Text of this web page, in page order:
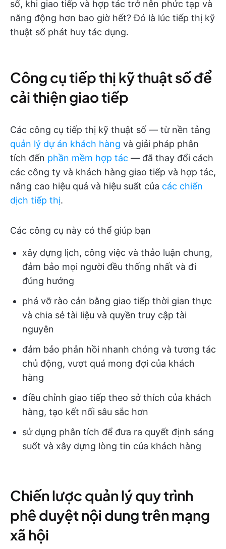
số, khi giao tiếp và hợp tác trở nên phức tạp và
năng động hơn bao giờ hết? Đó là lúc tiếp thị kỹ
thuật số phát huy tác dụng.
Công cụ tiếp thị kỹ thuật số để
cải thiện giao tiếp
Các công cụ tiếp thị kỹ thuật số — từ nền tảng
quản lý dự án khách hàng và giải pháp phân
tích đến phần mềm hợp tác — đã thay đổi cách
các công ty và khách hàng giao tiếp và hợp tác,
nâng cao hiệu quả và hiệu suất của các chiến
dịch tiếp thị.
Các công cụ này có thể giúp bạn
xây dựng lịch, công việc và thảo luận chung,
đảm bảo mọi người đều thống nhất và đi
đúng hướng
phá vỡ rào cản bằng giao tiếp thời gian thực
và chia sẻ tài liệu và quyền truy cập tài
nguyên
đảm bảo phản hồi nhanh chóng và tương tác
chủ động, vượt quá mong đợi của khách
hàng
điều chỉnh giao tiếp theo sở thích của khách
hàng, tạo kết nối sâu sắc hơn
sử dụng phân tích để đưa ra quyết định sáng
suốt và xây dựng lòng tin của khách hàng
Chiến lược quản lý quy trình
phê duyệt nội dung trên mạng
xã hội